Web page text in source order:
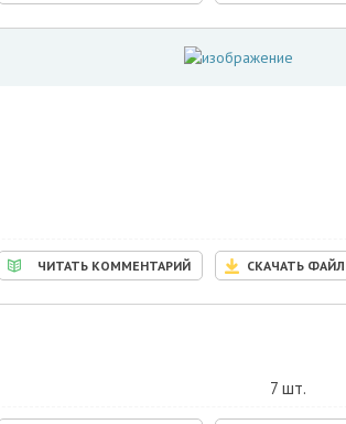
ЧИТАТЬ КОММЕНТАРИЙ СКАЧАТЬ ФАЙЛ
7 шт.